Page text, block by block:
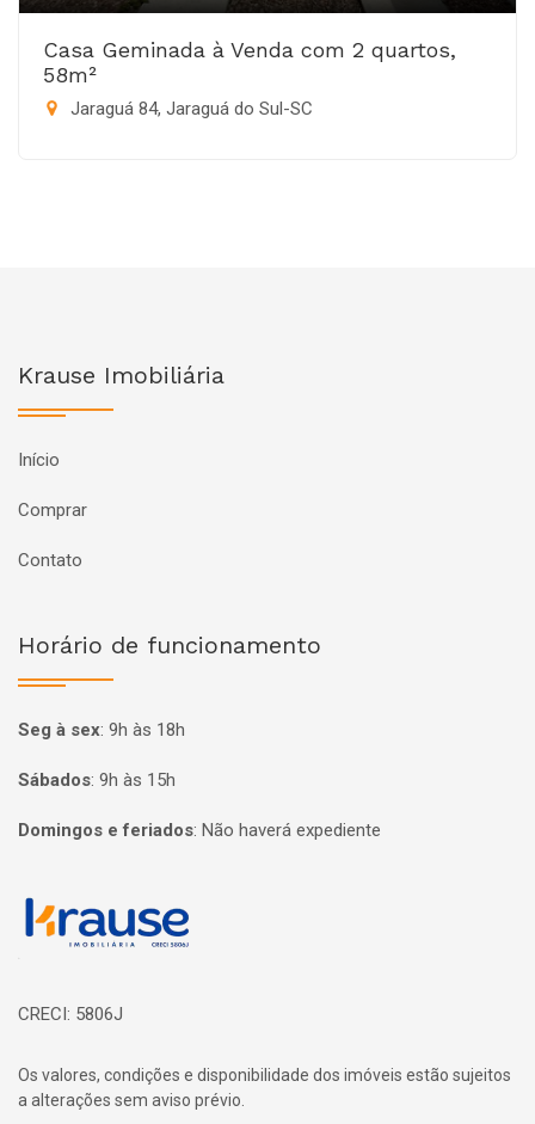
Casa Geminada à Venda com 2 quartos,
58m²
Jaraguá 84, Jaraguá do Sul-SC
Krause Imobiliária
Início
Comprar
Contato
Horário de funcionamento
Seg à sex: 9h às 18h
Sábados: 9h às 15h
Domingos e feriados: Não haverá expediente
Página inicial
CRECI: 5806J
Os valores, condições e disponibilidade dos imóveis estão sujeitos
a alterações sem aviso prévio.